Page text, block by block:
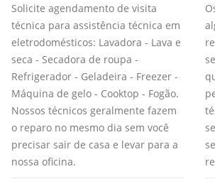
Solicite agendamento de visita
técnica para assistência técnica em
eletrodomésticos: Lavadora - Lava e
seca - Secadora de roupa -
Refrigerador - Geladeira - Freezer -
Máquina de gelo - Cooktop - Fogão.
Nossos técnicos geralmente fazem
o reparo no mesmo dia sem você
precisar sair de casa e levar para a
nossa oficina.